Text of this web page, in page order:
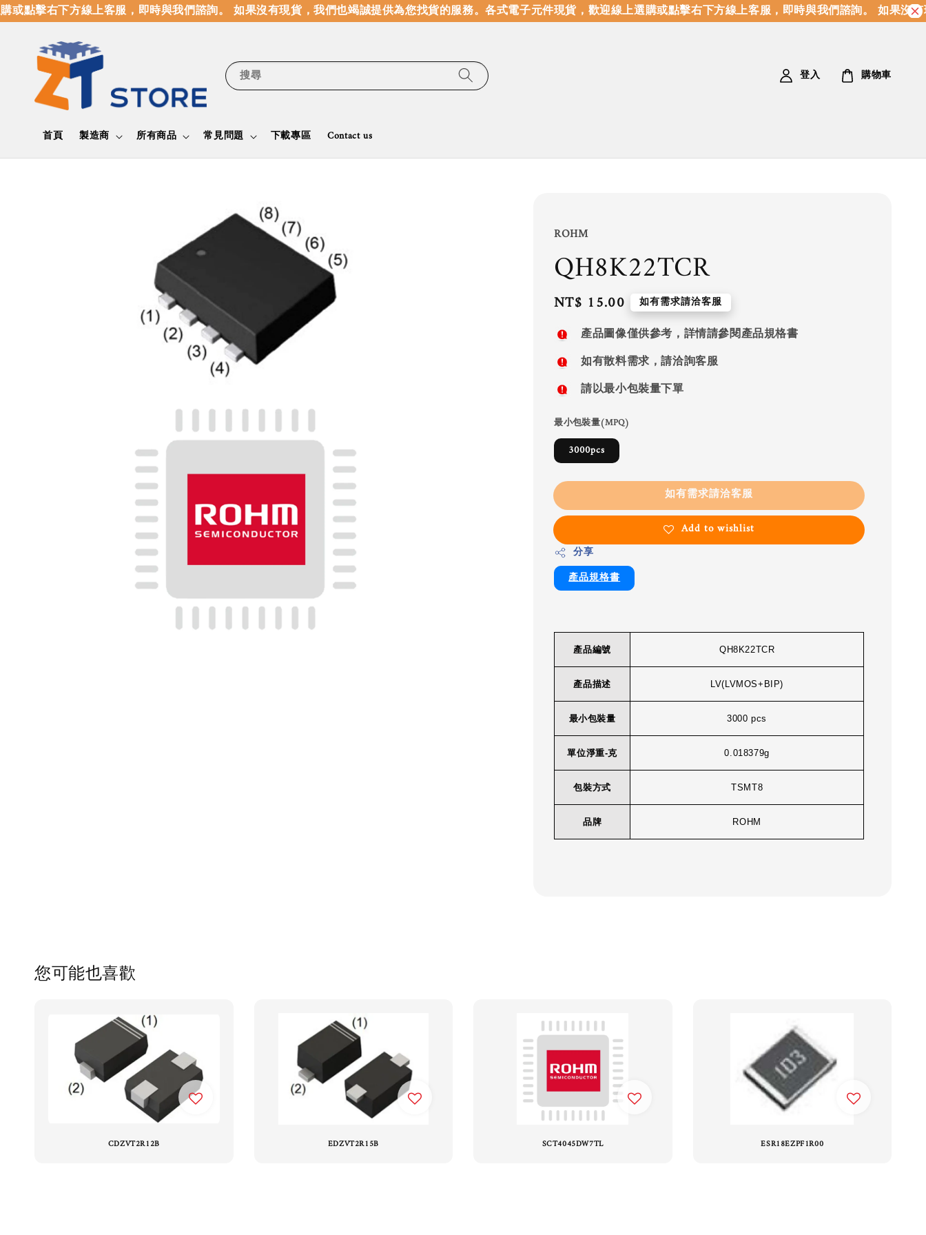
點擊右下方線上客服，即時與我們諮詢。 如果沒有現貨，我們也竭誠提供為您找貨的服務。各式電子元件現貨，歡迎線上選購或點擊右下方線上客服，即時與我們諮詢。 如果沒有
搜尋
首頁 製造商 所有商品 常見問題 下載專區 Contact us
登入 購物車
ROHM
QH8K22TCR
Regular
price
NT$ 15.00 如有需求請洽客服
產品圖像僅供參考，詳情請參閱產品規格書
如有散料需求，請洽詢客服
請以最小包裝量下單
最小包裝量(MPQ)
3000pcs
如有需求請洽客服
Add to wishlist
分享
產品規格書
產品編號 QH8K22TCR
產品描述 LV(LVMOS+BIP)
最小包裝量 3000 pcs
單位淨重-克 0.018379g
包裝方式 TSMT8
品牌 ROHM
您可能也喜歡
CDZVT2R12B EDZVT2R15B SCT4045DW7TL ESR18EZPF1R00